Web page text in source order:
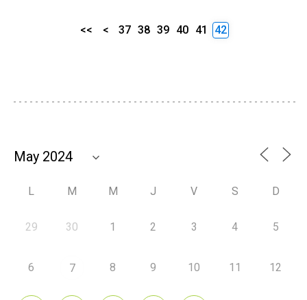
<< < 37 38 39 40 41 42
L M M J V S D
29 30 1 2 3 4 5
6 7 8 9 10 11 12